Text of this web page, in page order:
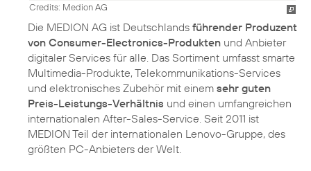
Credits: Medion AG
Die MEDION AG ist Deutschlands führender Produzent
von Consumer-Electronics-Produkten und Anbieter
digitaler Services für alle. Das Sortiment umfasst smarte
Multimedia-Produkte, Telekommunikations-Services
und elektronisches Zubehör mit einem sehr guten
Preis-Leistungs-Verhältnis und einen umfangreichen
internationalen After-Sales-Service. Seit 2011 ist
MEDION Teil der internationalen Lenovo-Gruppe, des
größten PC-Anbieters der Welt.